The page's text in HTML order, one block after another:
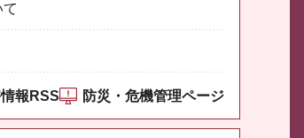
報RSS 防災・危機管理ページ